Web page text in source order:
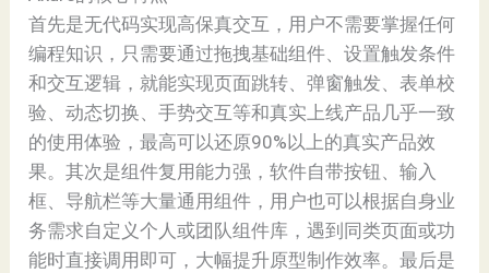
首先是无代码实现高保真交互，用户不需要掌握任何
编程知识，只需要通过拖拽基础组件、设置触发条件
和交互逻辑，就能实现页面跳转、弹窗触发、表单校
验、动态切换、手势交互等和真实上线产品几乎一致
的使用体验，最高可以还原90%以上的真实产品效
果。其次是组件复用能力强，软件自带按钮、输入
框、导航栏等大量通用组件，用户也可以根据自身业
务需求自定义个人或团队组件库，遇到同类页面或功
能时直接调用即可，大幅提升原型制作效率。最后是